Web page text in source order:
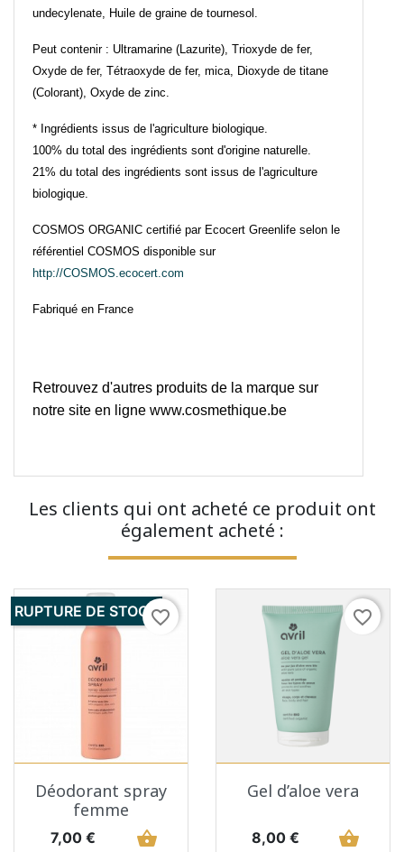
undecylenate, Huile de graine de tournesol.
Peut contenir : Ultramarine (Lazurite), Trioxyde de fer,
Oxyde de fer, Tétraoxyde de fer, mica, Dioxyde de titane
(Colorant), Oxyde de zinc.
* Ingrédients issus de l'agriculture biologique.
100% du total des ingrédients sont d'origine naturelle.
21% du total des ingrédients sont issus de l'agriculture
biologique.
COSMOS ORGANIC certifié par Ecocert Greenlife selon le
référentiel COSMOS disponible sur
http://COSMOS.ecocert.com
Fabriqué en France
Retrouvez d'autres produits de la marque sur
notre site en ligne www.cosmethique.be
Les clients qui ont acheté ce produit ont
également acheté :
favorite_border
Déodorant spray
femme
Prix
7,00 € shopping_basket
RUPTURE DE STOCK favorite_border
Gel d’aloe vera
Prix
8,00 € shopping_basket